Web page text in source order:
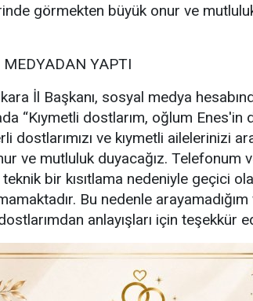
görmekten büyük onur ve
MEDYADAN YAPTI
İl Başkanı, sosyal medya
“Kıymetli dostlarım, oğlum
dostlarımızı ve kıymetli ailelerinizi
ve mutluluk duyacağız. Telefonum
bir kısıtlama nedeniyle geçici
Bu nedenle arayamadığım
anlayışları için teşekkür